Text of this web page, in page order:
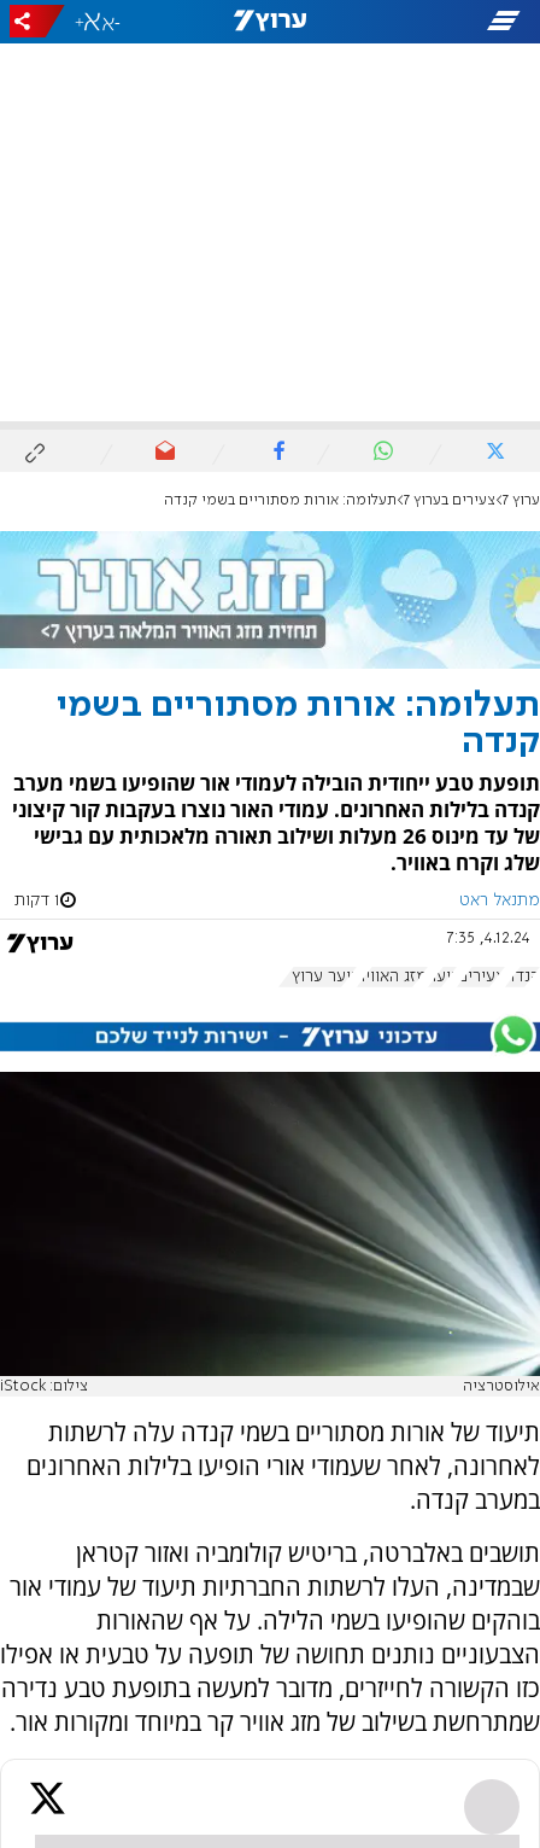
-
+
ערוץ 7 צעירים בערוץ 7 תעלומה: אורות מסתוריים בשמי קנדה
תעלומה: אורות מסתוריים בשמי
קנדה
תופעת טבע ייחודית הובילה לעמודי אור שהופיעו בשמי מערב
קנדה בלילות האחרונים. עמודי האור נוצרו בעקבות קור קיצוני
של עד מינוס 26 מעלות ושילוב תאורה מלאכותית עם גבישי
שלג וקרח באוויר.
מתנאל ראט 1 דקות
4.12.24, 7:35
קנדה צעירים נוער מזג האוויר נוער ערוץ 7
אילוסטרציה צילום: iStock
תיעוד של אורות מסתוריים בשמי קנדה עלה לרשתות
לאחרונה, לאחר שעמודי אורי הופיעו בלילות האחרונים
במערב קנדה.
תושבים באלברטה, בריטיש קולומביה ואזור קטראן
שבמדינה, העלו לרשתות החברתיות תיעוד של עמודי אור
בוהקים שהופיעו בשמי הלילה. על אף שהאורות
הצבעוניים נותנים תחושה של תופעה על טבעית או אפילו
כזו הקשורה לחייזרים, מדובר למעשה בתופעת טבע נדירה
שמתרחשת בשילוב של מזג אוויר קר במיוחד ומקורות אור.